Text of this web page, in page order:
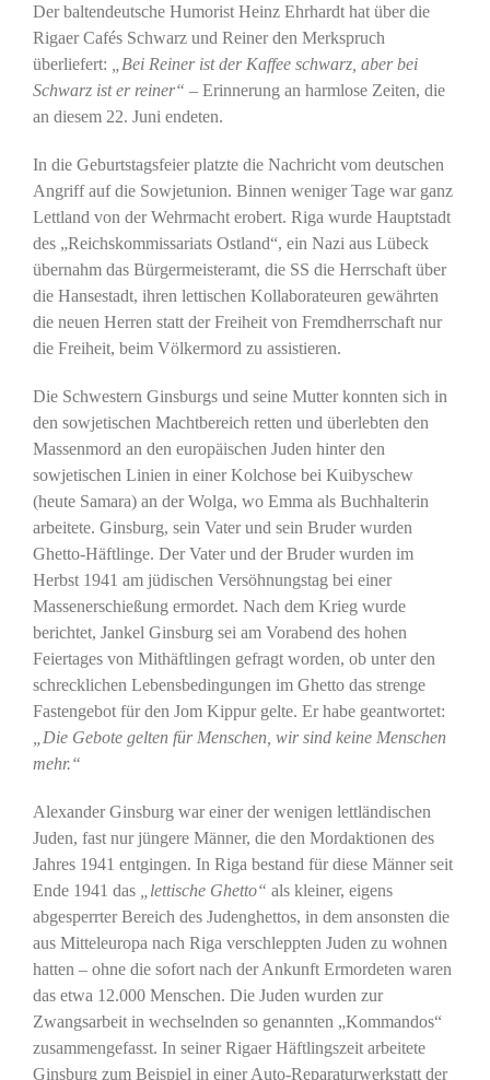
Der baltendeutsche Humorist Heinz Ehrhardt hat über die
Rigaer Cafés Schwarz und Reiner den Merkspruch
überliefert:
„Bei Reiner ist der Kaffee schwarz, aber bei
Schwarz ist er reiner“ – Erinnerung an harmlose Zeiten, die
an diesem 22. Juni endeten.
In die Geburtstagsfeier platzte die Nachricht vom deutschen
Angriff auf die Sowjetunion. Binnen weniger Tage war ganz
Lettland von der Wehrmacht erobert. Riga wurde Hauptstadt
des „Reichskommissariats Ostland“, ein Nazi aus Lübeck
übernahm das Bürgermeisteramt, die SS die Herrschaft über
die Hansestadt, ihren lettischen Kollaborateuren gewährten
die neuen Herren statt der Freiheit von Fremdherrschaft nur
die Freiheit, beim Völkermord zu assistieren.
Die Schwestern Ginsburgs und seine Mutter konnten sich in
den sowjetischen Machtbereich retten und überlebten den
Massenmord an den europäischen Juden hinter den
sowjetischen Linien in einer Kolchose bei Kuibyschew
(heute Samara) an der Wolga, wo Emma als Buchhalterin
arbeitete. Ginsburg, sein Vater und sein Bruder wurden
Ghetto-Häftlinge. Der Vater und der Bruder wurden im
Herbst 1941 am jüdischen Versöhnungstag bei einer
Massenerschießung ermordet. Nach dem Krieg wurde
berichtet, Jankel Ginsburg sei am Vorabend des hohen
Feiertages von Mithäftlingen gefragt worden, ob unter den
schrecklichen Lebensbedingungen im Ghetto das strenge
Fastengebot für den Jom Kippur gelte. Er habe geantwortet:
„Die Gebote gelten für Menschen, wir sind keine Menschen
mehr.“
Alexander Ginsburg war einer der wenigen lettländischen
Juden, fast nur jüngere Männer, die den Mordaktionen des
Jahres 1941 entgingen. In Riga bestand für diese Männer seit
Ende 1941 das
„lettische Ghetto“ als kleiner, eigens
abgesperrter Bereich des Judenghettos, in dem ansonsten die
aus Mitteleuropa nach Riga verschleppten Juden zu wohnen
hatten – ohne die sofort nach der Ankunft Ermordeten waren
das etwa 12.000 Menschen. Die Juden wurden zur
Zwangsarbeit in wechselnden so genannten „Kommandos“
zusammengefasst. In seiner Rigaer Häftlingszeit arbeitete
Ginsburg zum Beispiel in einer Auto-Reparaturwerkstatt der